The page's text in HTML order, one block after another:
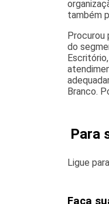
também
Procurou
do
Branco.
Para
Ligue
Faça